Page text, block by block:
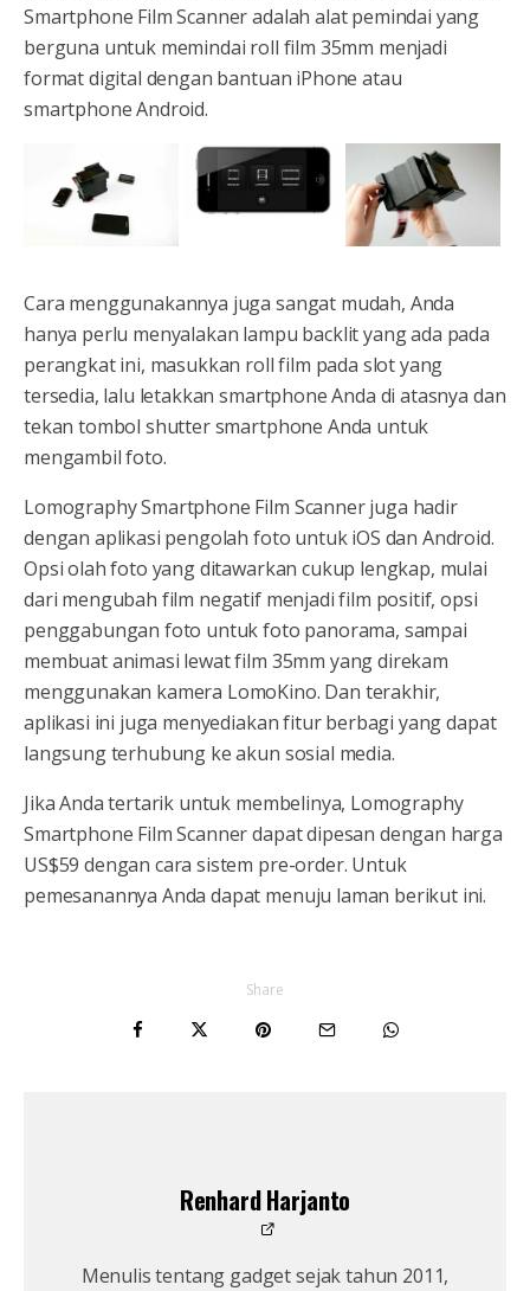
Smartphone Film Scanner adalah alat pemindai yang
berguna untuk memindai roll film 35mm menjadi
format digital dengan bantuan iPhone atau
smartphone Android.
Cara menggunakannya juga sangat mudah, Anda
hanya perlu menyalakan lampu backlit yang ada pada
perangkat ini, masukkan roll film pada slot yang
tersedia, lalu letakkan smartphone Anda di atasnya dan
tekan tombol shutter smartphone Anda untuk
mengambil foto.
Lomography Smartphone Film Scanner juga hadir
dengan aplikasi pengolah foto untuk iOS dan Android.
Opsi olah foto yang ditawarkan cukup lengkap, mulai
dari mengubah film negatif menjadi film positif, opsi
penggabungan foto untuk foto panorama, sampai
membuat animasi lewat film 35mm yang direkam
menggunakan kamera LomoKino. Dan terakhir,
aplikasi ini juga menyediakan fitur berbagi yang dapat
langsung terhubung ke akun sosial media.
Jika Anda tertarik untuk membelinya, Lomography
Smartphone Film Scanner dapat dipesan dengan harga
US$59 dengan cara sistem pre-order. Untuk
pemesanannya Anda dapat menuju laman berikut ini.
Share
Renhard Harjanto
Menulis tentang gadget sejak tahun 2011,